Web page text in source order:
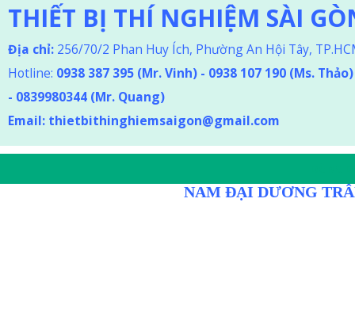
THIẾT BỊ THÍ NGHIỆM SÀI
Địa chỉ: 256/70/2 Phan Huy Ích, Phường An Hội Tây,
Hotline: 0938 387 395 (Mr. Vinh) - 0938 107 190 (Ms. Thảo)
- 0839980344 (Mr. Quang)
Email: thietbithinghiemsaigon@gmail.com
NAM ĐẠI DƯƠNG